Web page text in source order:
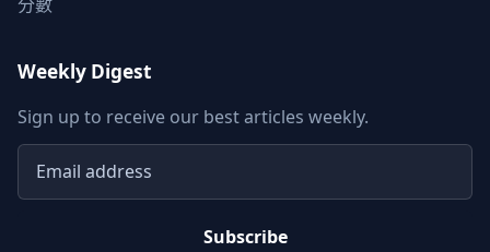
Weekly Digest
Sign up to receive our best articles weekly.
Email address
Subscribe